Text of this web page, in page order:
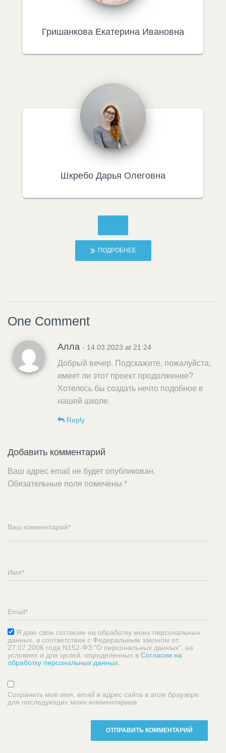
Гришанкова Екатерина Ивановна
Шкребо Дарья Олеговна
ПОДРОБНЕЕ
One Comment
Алла - 14.03.2023 at 21:24
Добрый вечер. Подскажите, пожалуйста,
имеет ли этот проект продолжение?
Хотелось бы создать нечто подобное в
нашей школе.
Reply
Добавить комментарий
Ваш адрес email не будет опубликован.
Обязательные поля помечены *
Я даю свое согласие на обработку моих персональных
данных, в соответствии с Федеральным законом от
27.07.2006 года N152-ФЗ "О персональных данных", на
условиях и для целей, определенных в Согласии на
обработку персональных данных
Сохранить моё имя, email и адрес сайта в этом браузере
для последующих моих комментариев.